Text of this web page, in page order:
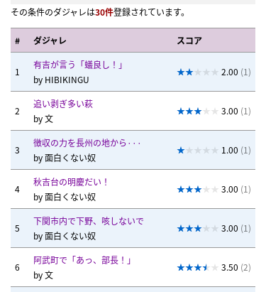
その条件のダジャレは30件登録されています。
# ダジャレ スコア
1
有吉が言う「蟻良し！」
by HIBIKINGU
2.00 (1)
2
追い剥ぎ多い萩
by文
3.00 (1)
3
徴収の力を長州の地から···
by面白くない奴
1.00 (1)
4
秋吉台の明慶だい！
by面白くない奴
3.00 (1)
5
下関市内で下野、咳しないで
by面白くない奴
3.00 (1)
6
阿武町で「あっ、部長！」
by文
3.50 (2)